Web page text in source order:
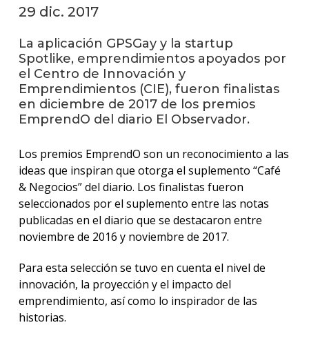
los
Blog
29 dic. 2017
La aplicación GPSGay y la startup
Spotlike, emprendimientos apoyados por
el Centro de Innovación y
Emprendimientos (CIE), fueron finalistas
en diciembre de 2017 de los premios
EmprendO del diario El Observador.
Los premios EmprendO son un reconocimiento a las
ideas que inspiran que otorga el suplemento “Café
& Negocios” del diario. Los finalistas fueron
seleccionados por el suplemento entre las notas
publicadas en el diario que se destacaron entre
noviembre de 2016 y noviembre de 2017.
Para esta selección se tuvo en cuenta el nivel de
innovación, la proyección y el impacto del
emprendimiento, así como lo inspirador de las
historias.